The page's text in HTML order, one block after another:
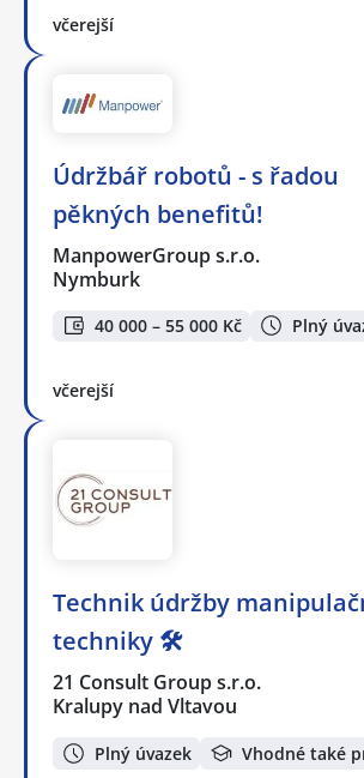
včerejší
Údržbář robotů - s řadou
pěkných benefitů!
ManpowerGroup s.r.o.
Nymburk
40 000 – 55 000 Kč Plný
včerejší
Technik údržby
techniky 🛠️
21 Consult Group s.r.o.
Kralupy nad Vltavou
Plný úvazek Vhodné také